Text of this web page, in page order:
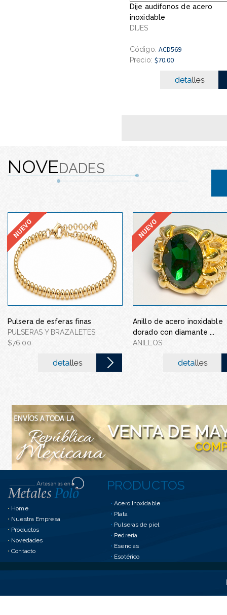
Dije audífonos de acero
inoxidable
DIJES
Código: ACD569
Precio: $70.00
NOVEDADES
Pulsera de esferas finas
PULSERAS Y BRAZALETES
$76.00
Anillo de acero inoxidable
dorado con diamante ...
ANILLOS
de acero inoxid...
GARGANTILLA CON
PLUMA DE AC...
PRODUCTOS
• Home
• Nuestra Empresa
• Productos
• Novedades
• Contacto
• Acero Inoxidable
• Plata
• Pulseras de piel
• Pedrería
• Esencias
• Esotérico